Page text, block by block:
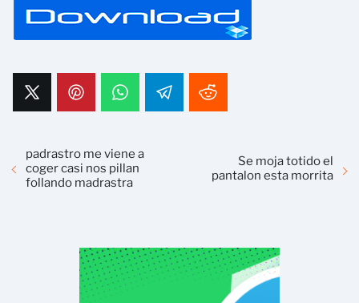
padrastro me viene a
coger casi nos pillan
follando madrastra
Se moja totido el
pantalon esta morrita